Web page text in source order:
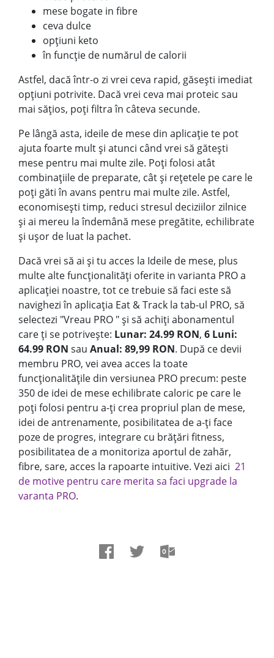
mese bogate in fibre
ceva dulce
opțiuni keto
în funcție de numărul de calorii
Astfel, dacă într-o zi vrei ceva rapid, găsești imediat
opțiuni potrivite. Dacă vrei ceva mai proteic sau
mai sățios, poți filtra în câteva secunde.
Pe lângă asta, ideile de mese din aplicație te pot
ajuta foarte mult și atunci când vrei să gătești
mese pentru mai multe zile. Poți folosi atât
combinațiile de preparate, cât și rețetele pe care le
poți găti în avans pentru mai multe zile. Astfel,
economisești timp, reduci stresul deciziilor zilnice
și ai mereu la îndemână mese pregătite, echilibrate
și ușor de luat la pachet.
Dacă vrei să ai și tu acces la Ideile de mese, plus
multe alte funcționalități oferite in varianta PRO a
aplicației noastre, tot ce trebuie să faci este să
navighezi în aplicația Eat & Track la tab-ul PRO, să
selectezi "Vreau PRO " și să achiți abonamentul
care ți se potrivește: Lunar: 24.99 RON, 6 Luni:
64.99 RON sau Anual: 89,99 RON. După ce devii
membru PRO, vei avea acces la toate
funcționalitățile din versiunea PRO precum: peste
350 de idei de mese echilibrate caloric pe care le
poți folosi pentru a-ți crea propriul plan de mese,
idei de antrenamente, posibilitatea de a-ți face
poze de progres, integrare cu brățări fitness,
posibilitatea de a monitoriza aportul de zahăr,
fibre, sare, acces la rapoarte intuitive. Vezi aici 21
de motive pentru care merita sa faci upgrade la
varanta PRO.